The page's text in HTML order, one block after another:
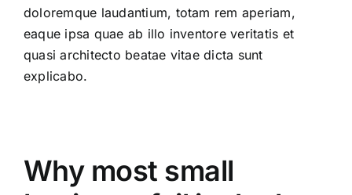
doloremque laudantium, totam rem aperiam,
eaque ipsa quae ab illo inventore veritatis et
quasi architecto beatae vitae dicta sunt
explicabo.
Why most small